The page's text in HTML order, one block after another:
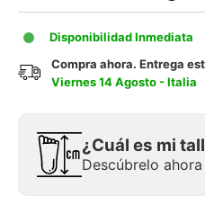
Disponibilidad Inmediata
Compra ahora. Entrega
Viernes 14 Agosto - Italia
¿Cuál es mi
Descúbrelo ahora